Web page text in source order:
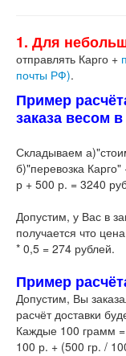
1. Для
отправлять Карго +
почты РФ).
Пример
заказа весом в
Складываем
б)"перевозка
р + 500 р. = 3240
Допустим, у Вас в
получается что
* 0,5 = 274 рублей.
Пример
Допустим, Вы
расчёт доставки
Каждые 100 грамм
100 р. + (500 гр. /